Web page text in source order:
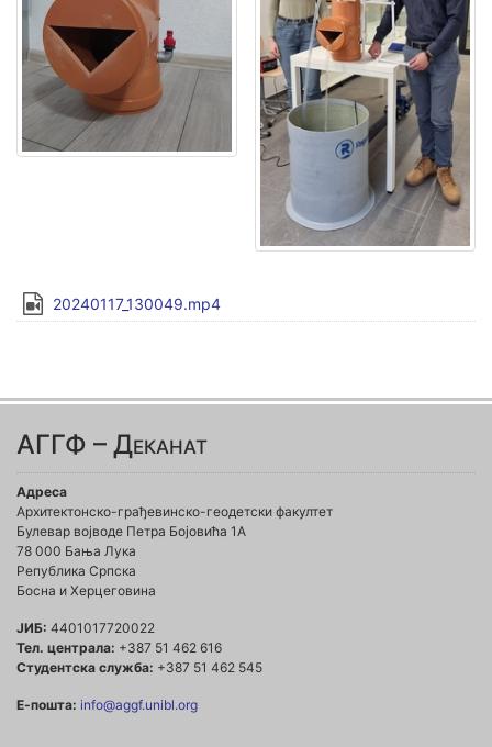
20240117_130049.mp4
АГГФ – Деканат
Адреса
Архитектонско-грађевинско-геодетски факултет
Булевар војводе Петра Бојовића 1A
78 000 Бања Лука
Република Српска
Босна и Херцеговина
ЈИБ: 4401017720022
Тел. централа: +387 51 462 616
Студентска служба: +387 51 462 545
Е-пошта: info@aggf.unibl.org